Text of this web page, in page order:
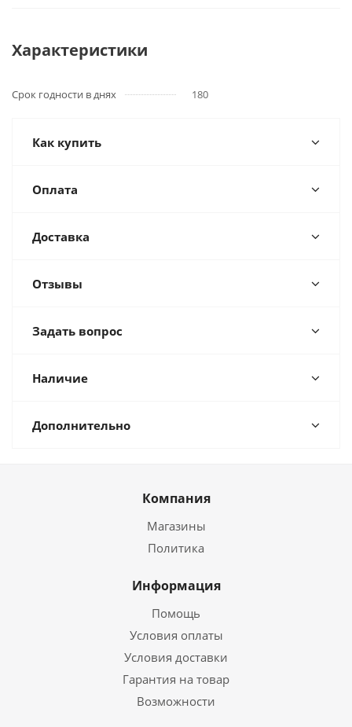
Характеристики
Срок годности в днях 180
Как купить
Оплата
Доставка
Отзывы
Задать вопрос
Наличие
Дополнительно
Компания
Магазины
Политика
Информация
Помощь
Условия оплаты
Условия доставки
Гарантия на товар
Возможности